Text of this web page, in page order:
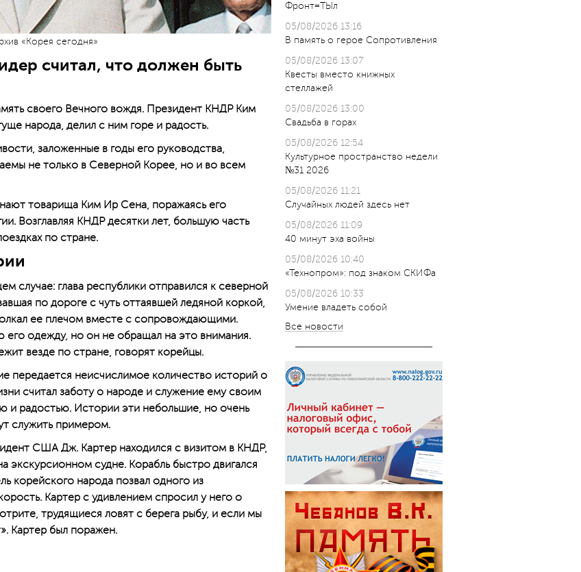
«Корея сегодня»
считал, что должен быть
своего Вечного вождя. Президент КНДР Ким
народа, делил с ним горе и радость.
заложенные в годы его руководства,
не только в Северной Корее, но и во всем
товарища Ким Ир Сена, поражаясь его
Возглавляя КНДР десятки лет, большую часть
по стране.
глава республики отправился к северной
по дороге с чуть оттаявшей ледяной коркой,
ее плечом вместе с сопровождающими.
его одежду, но он не обращал на это внимания.
везде по стране, говорят корейцы.
передается неисчислимое количество историй о
считал заботу о народе и служение ему своим
и радостью. Истории эти небольшие, но очень
служить примером.
США Дж. Картер находился с визитом в КНДР,
судне. Корабль быстро двигался
корейского народа позвал одного из
Картер с удивлением спросил у него о
трудящиеся ловят с берега рыбу, и если мы
Картер был поражен.
Фронт=ТЫл
05/08/2026 13:16
В память о герое Сопротивления
05/08/2026 13:07
Квесты вместо книжных
стеллажей
05/08/2026 13:00
Свадьба в горах
05/08/2026 12:54
Культурное пространство недели
№31 2026
05/08/2026 11:21
Случайных людей здесь нет
05/08/2026 11:09
40 минут эха войны
05/08/2026 10:40
«Технопром»: под знаком СКИФа
05/08/2026 10:33
Умение владеть собой
Все новости